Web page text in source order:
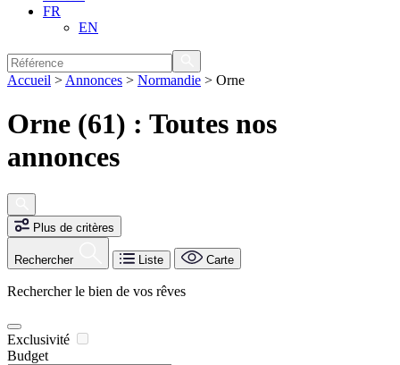
FR
EN
Accueil > Annonces > Normandie > Orne
Orne (61) : Toutes nos
annonces
Plus de critères
Rechercher Liste Carte
Rechercher le bien de vos rêves
Exclusivité
Budget